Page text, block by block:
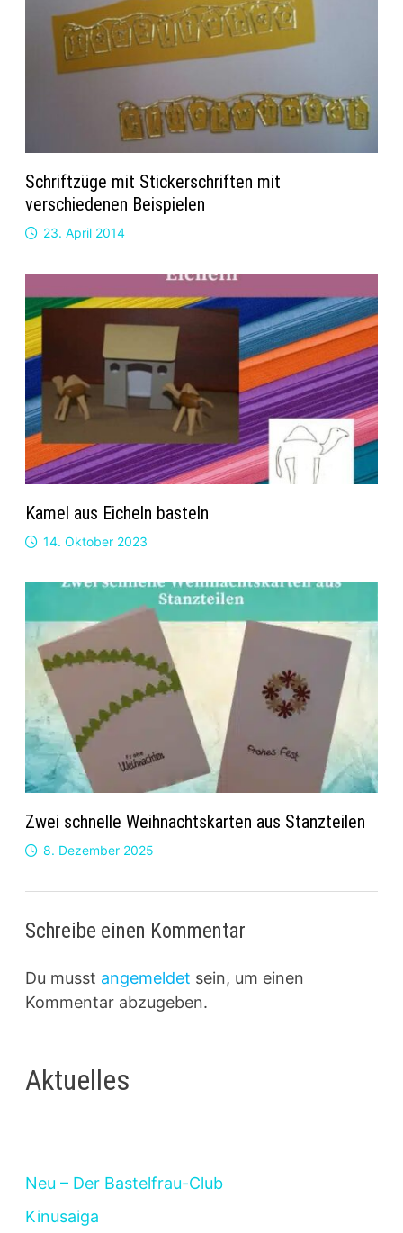
Schriftzüge mit Stickerschriften mit
verschiedenen Beispielen
23. April 2014
Kamel aus Eicheln basteln
14. Oktober 2023
Zwei schnelle Weihnachtskarten aus Stanzteilen
8. Dezember 2025
Schreibe einen Kommentar
Du musst angemeldet sein, um einen
Kommentar abzugeben.
Aktuelles
Neu – Der Bastelfrau-Club
Kinusaiga